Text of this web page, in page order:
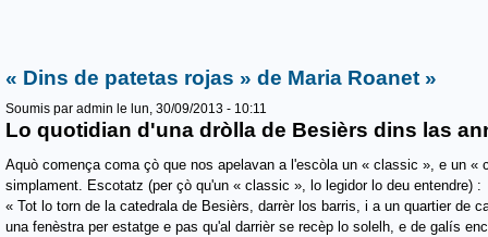
« Dins de patetas rojas » de Maria Roanet »
Soumis par admin le lun, 30/09/2013 - 10:11
Lo quotidian d'una dròlla de Besièrs dins las
Aquò comença coma çò que nos apelavan a l'escòla un « classic », e un
simplament. Escotatz (per çò qu'un « classic », lo legidor lo deu entendre) :
« Tot lo torn de la catedrala de Besièrs, darrèr los barris, i a un quartier de
una fenèstra per estatge e pas qu'al darrièr se recèp lo solelh, e de galís